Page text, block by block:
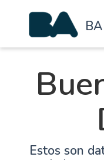
Estos son